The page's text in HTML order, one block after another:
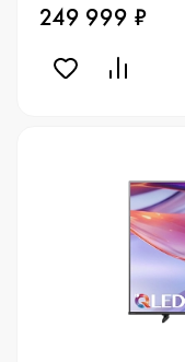
249 999 ₽